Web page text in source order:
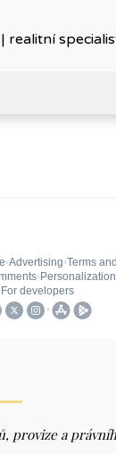
realitní
provize a